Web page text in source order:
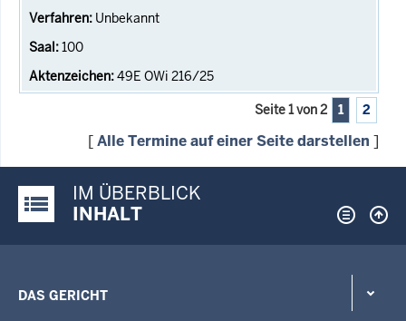
Unbekannt
100
49E OWi 216/25
Seite 1 von 2 1 2
[Alle Termine auf einer Seite darstellen ]
Justiz-Portal im Überblick:
IM ÜBERBLICK
INHALT
DAS GERICHT